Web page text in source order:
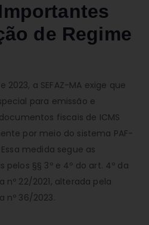
de Regime
2023, a SEFAZ-MA exige que
para emissão e
fiscais de ICMS
por meio do sistema PAF-
medida segue as
§§ 3º e 4º do art. 4º da
nº 22/2021, alterada pela
nº 36/2023.